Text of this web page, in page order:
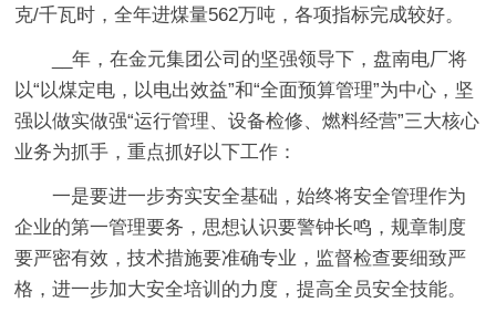
克/千瓦时，全年进煤量562万吨，各项指标完成较好。
__年，在金元集团公司的坚强领导下，盘南电厂将
以“以煤定电，以电出效益”和“全面预算管理”为中心，坚
强以做实做强“运行管理、设备检修、燃料经营”三大核心
业务为抓手，重点抓好以下工作：
一是要进一步夯实安全基础，始终将安全管理作为
企业的第一管理要务，思想认识要警钟长鸣，规章制度
要严密有效，技术措施要准确专业，监督检查要细致严
格，进一步加大安全培训的力度，提高全员安全技能。